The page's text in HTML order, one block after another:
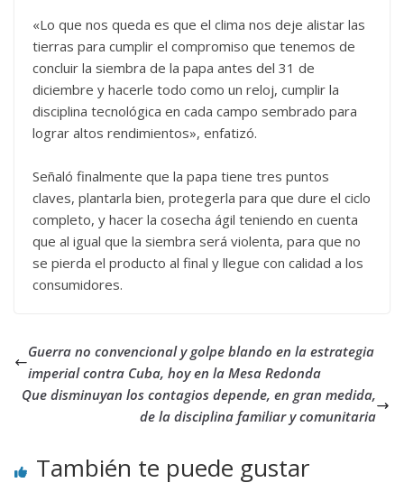
«Lo que nos queda es que el clima nos deje alistar las
tierras para cumplir el compromiso que tenemos de
concluir la siembra de la papa antes del 31 de
diciembre y hacerle todo como un reloj, cumplir la
disciplina tecnológica en cada campo sembrado para
lograr altos rendimientos», enfatizó.
Señaló finalmente que la papa tiene tres puntos
claves, plantarla bien, protegerla para que dure el ciclo
completo, y hacer la cosecha ágil teniendo en cuenta
que al igual que la siembra será violenta, para que no
se pierda el producto al final y llegue con calidad a los
consumidores.
Guerra no convencional y golpe blando en la estrategia
imperial contra Cuba, hoy en la Mesa Redonda
Que disminuyan los contagios depende, en gran medida,
de la disciplina familiar y comunitaria
También te puede gustar